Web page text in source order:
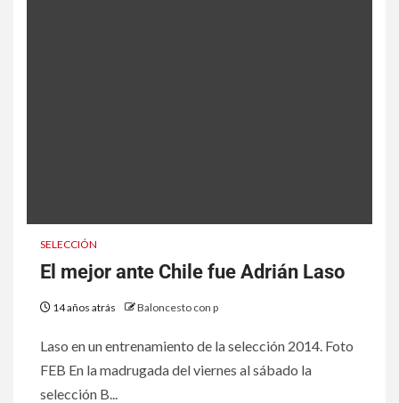
SELECCIÓN
El mejor ante Chile fue Adrián Laso
14 años atrás Baloncesto con p
Laso en un entrenamiento de la selección 2014. Foto
FEB En la madrugada del viernes al sábado la
selección B...